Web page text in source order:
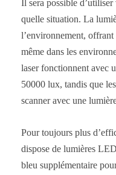
Il sera possible
quelle situation. La
l’environnement,
même dans les
laser fonctionnent avec
50000 lux, tandis que
scanner avec une
Pour toujours plus
dispose de lumières
bleu supplémentaire